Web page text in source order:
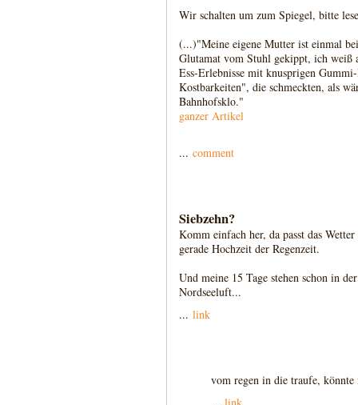
Wir schalten um zum Spiegel, bitte
(...)"Meine eigene Mutter ist einmal
Glutamat vom Stuhl gekippt, ich weiß
Ess-Erlebnisse mit knusprigen
Kostbarkeiten", die schmeckten, als
Bahnhofsklo."
ganzer Artikel
... comment
Siebzehn?
Komm einfach her, da passt das
gerade Hochzeit der Regenzeit.
Und meine 15 Tage stehen schon in
Nordseeluft...
... link
vom regen in die traufe, könnte